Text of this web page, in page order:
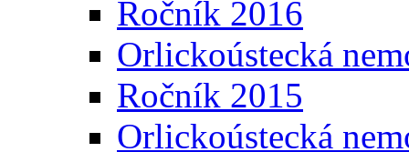
Ročník 2016
Orlickoústecká
Ročník 2015
Orlickoústecká